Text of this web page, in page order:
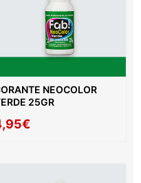
NEOCOLOR
25GR